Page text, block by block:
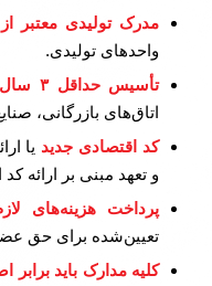
مدرک تولیدی معتبر
واحدهای تولیدی.
تأسیس حداقل۳
اتاق‌های بازرگانی،
کد اقتصادی جدید
و تعهد مبنی بر ارائه
پرداخت هزینه‌های
تعیین‌شده برای حق
کلیه مدارک باید برابر